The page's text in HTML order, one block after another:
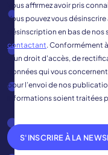
Vous affirmez avoir pris
Vous pouvez vous
désinscription en bas de
contactant. Conformément
d'un droit d'accès, de
données qui vous
pour l’envoi de nos
informations soient traitées
S'INSCRIRE À LA